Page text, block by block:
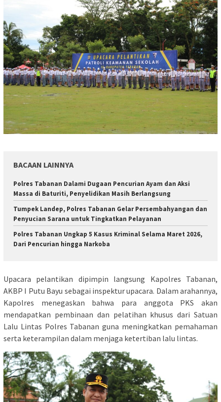
BACAAN LAINNYA
Polres Tabanan Dalami Dugaan Pencurian Ayam dan Aksi
Massa di Baturiti, Penyelidikan Masih Berlangsung
Tumpek Landep, Polres Tabanan Gelar Persembahyangan dan
Penyucian Sarana untuk Tingkatkan Pelayanan
Polres Tabanan Ungkap 5 Kasus Kriminal Selama Maret 2026,
Dari Pencurian hingga Narkoba
Upacara pelantikan dipimpin langsung Kapolres Tabanan,
AKBP I Putu Bayu sebagai inspektur upacara. Dalam arahannya,
Kapolres menegaskan bahwa para anggota PKS akan
mendapatkan pembinaan dan pelatihan khusus dari Satuan
Lalu Lintas Polres Tabanan guna meningkatkan pemahaman
serta keterampilan dalam menjaga ketertiban lalu lintas.